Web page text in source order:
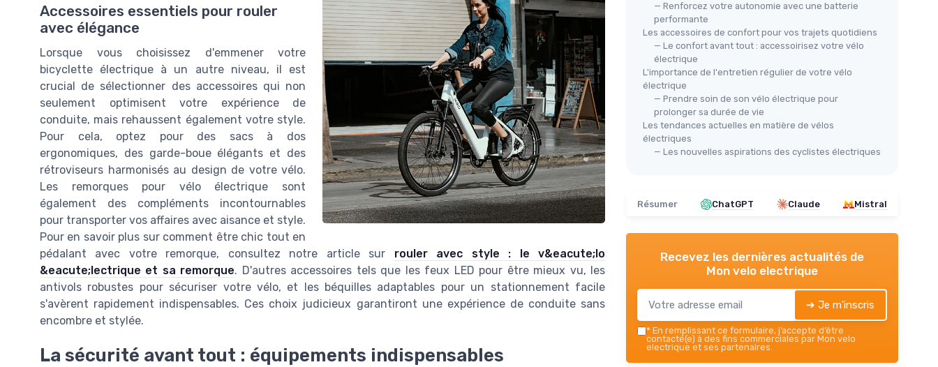
Accessoires essentiels pour rouler
avec élégance
Lorsque vous choisissez d'emmener votre
bicyclette électrique à un autre niveau, il est
crucial de sélectionner des accessoires qui non
seulement optimisent votre expérience de
conduite, mais rehaussent également votre style.
Pour cela, optez pour des sacs à dos
ergonomiques, des garde-boue élégants et des
rétroviseurs harmonisés au design de votre vélo.
Les remorques pour vélo électrique sont
également des compléments incontournables
pour transporter vos affaires avec aisance et style.
Pour en savoir plus sur comment être chic tout en
pédalant avec votre remorque, consultez notre article sur rouler avec style : le v&eacute;lo
&eacute;lectrique et sa remorque. D'autres accessoires tels que les feux LED pour être mieux vu, les
antivols robustes pour sécuriser votre vélo, et les béquilles adaptables pour un stationnement facile
s'avèrent rapidement indispensables. Ces choix judicieux garantiront une expérience de conduite sans
encombre et stylée.
La sécurité avant tout : équipements indispensables
— Renforcez votre autonomie avec une batterie
performante
Les accessoires de confort pour vos trajets quotidiens
— Le confort avant tout : accessoirisez votre vélo
électrique
L'importance de l'entretien régulier de votre vélo
électrique
— Prendre soin de son vélo électrique pour
prolonger sa durée de vie
Les tendances actuelles en matière de vélos
électriques
— Les nouvelles aspirations des cyclistes électriques
Résumer ChatGPT Claude Mistral
Recevez les dernières actualités de
Mon velo electrique
➔ Je m'inscris
* En remplissant ce formulaire, j’accepte d’être
contacté(e) à des fins commerciales par Mon velo
electrique et ses partenaires.